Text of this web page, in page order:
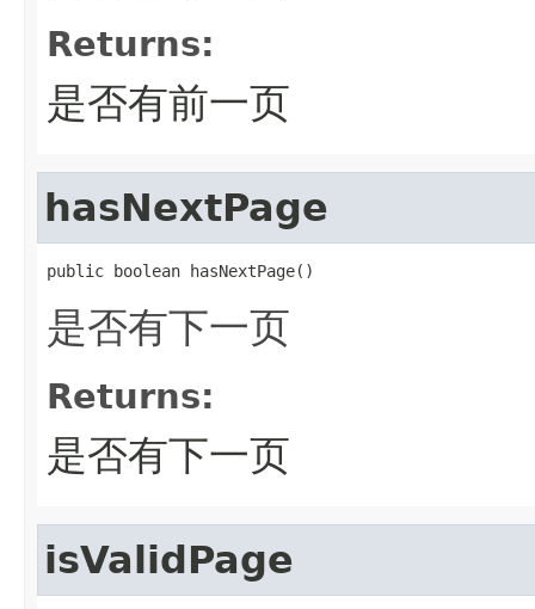
Returns:
是否有前一页
hasNextPage
public boolean hasNextPage()
是否有下一页
Returns:
是否有下一页
isValidPage